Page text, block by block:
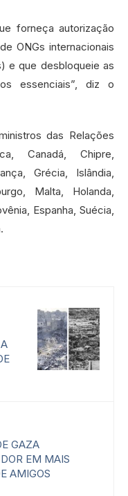
forneça autorização
ONGs internacionais
e que desbloqueie as
essenciais”, diz o
das Relações
Canadá, Chipre,
Grécia, Islândia,
Malta, Holanda,
Espanha, Suécia,
GAZA
EM MAIS
AMIGOS